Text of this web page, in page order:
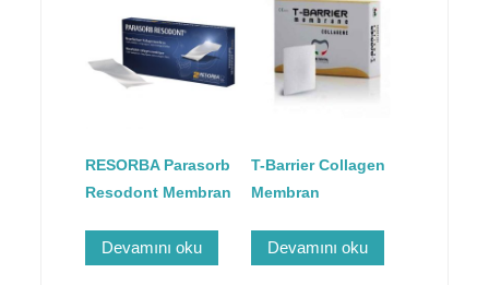
RESORBA Parasorb
Resodont Membran
Devamını oku
T-Barrier Collagen
Membran
Devamını oku